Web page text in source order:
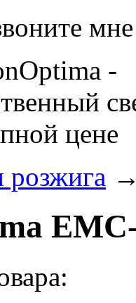
мне
розжига